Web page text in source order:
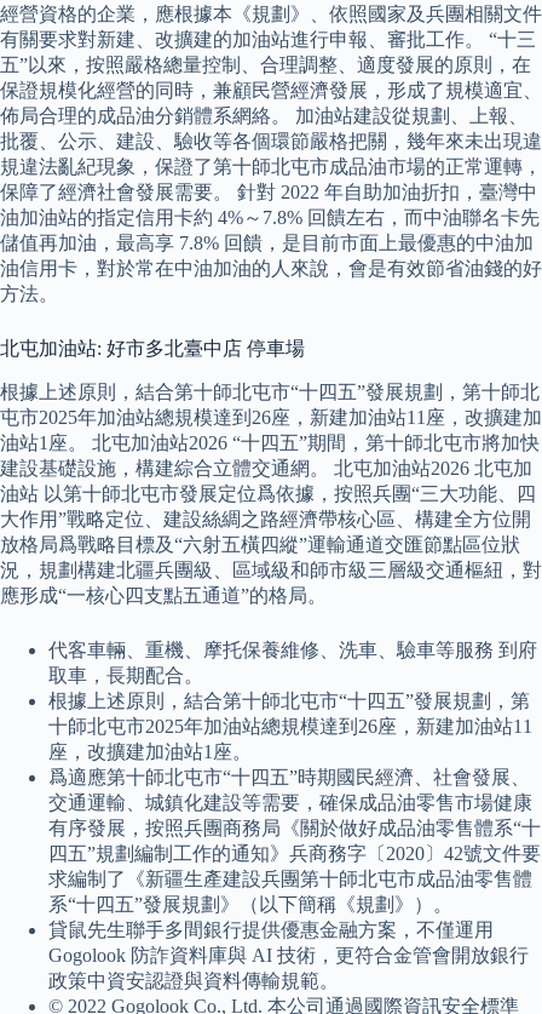
經營資格的企業，應根據本《規劃》、依照國家及兵團相關文件
有關要求對新建、改擴建的加油站進行申報、審批工作。 “十三
五”以來，按照嚴格總量控制、合理調整、適度發展的原則，在
保證規模化經營的同時，兼顧民營經濟發展，形成了規模適宜、
佈局合理的成品油分銷體系網絡。 加油站建設從規劃、上報、
批覆、公示、建設、驗收等各個環節嚴格把關，幾年來未出現違
規違法亂紀現象，保證了第十師北屯市成品油市場的正常運轉，
保障了經濟社會發展需要。 針對 2022 年自助加油折扣，臺灣中
油加油站的指定信用卡約 4%～7.8% 回饋左右，而中油聯名卡先
儲值再加油，最高享 7.8% 回饋，是目前市面上最優惠的中油加
油信用卡，對於常在中油加油的人來說，會是有效節省油錢的好
方法。
北屯加油站: 好市多北臺中店 停車場
根據上述原則，結合第十師北屯市“十四五”發展規劃，第十師北
屯市2025年加油站總規模達到26座，新建加油站11座，改擴建加
油站1座。 北屯加油站2026 “十四五”期間，第十師北屯市將加快
建設基礎設施，構建綜合立體交通網。 北屯加油站2026 北屯加
油站 以第十師北屯市發展定位爲依據，按照兵團“三大功能、四
大作用”戰略定位、建設絲綢之路經濟帶核心區、構建全方位開
放格局爲戰略目標及“六射五橫四縱”運輸通道交匯節點區位狀
況，規劃構建北疆兵團級、區域級和師市級三層級交通樞紐，對
應形成“一核心四支點五通道”的格局。
代客車輛、重機、摩托保養維修、洗車、驗車等服務 到府
取車，長期配合。
根據上述原則，結合第十師北屯市“十四五”發展規劃，第
十師北屯市2025年加油站總規模達到26座，新建加油站11
座，改擴建加油站1座。
爲適應第十師北屯市“十四五”時期國民經濟、社會發展、
交通運輸、城鎮化建設等需要，確保成品油零售市場健康
有序發展，按照兵團商務局《關於做好成品油零售體系“十
四五”規劃編制工作的通知》兵商務字〔2020〕42號文件要
求編制了《新疆生產建設兵團第十師北屯市成品油零售體
系“十四五”發展規劃》（以下簡稱《規劃》）。
貸鼠先生聯手多間銀行提供優惠金融方案，不僅運用
Gogolook 防詐資料庫與 AI 技術，更符合金管會開放銀行
政策中資安認證與資料傳輸規範。
© 2022 Gogolook Co., Ltd. 本公司通過國際資訊安全標準